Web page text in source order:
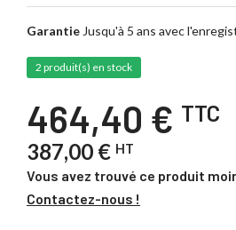
Garantie Jusqu'à 5 ans avec
2 produit(s) en stock
464,40 € TTC
387,00 € HT
Vous avez trouvé ce produit
Contactez-nous !